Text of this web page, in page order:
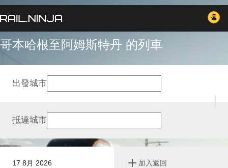
哥本哈根至阿姆斯特丹 的列車
17 8月 2026 加入返回
出發城市
抵達城市